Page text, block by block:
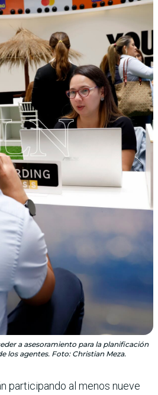
a asesoramiento para la planificación
los agentes. Foto: Christian Meza.
participando al menos nueve